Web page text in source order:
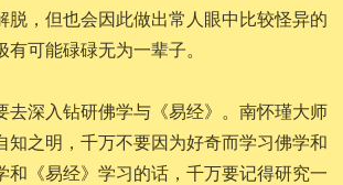
脱，但也会因此做出常人眼中比较怪异的
可能碌碌无为一辈子。
深入钻研佛学与《易经》。南怀瑾大师
之明，千万不要因为好奇而学习佛学和
和《易经》学习的话，千万要记得研究一